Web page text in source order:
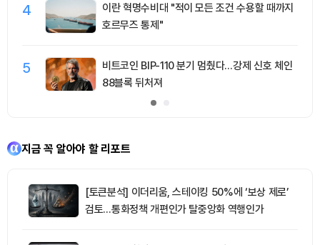
4
이란 혁명수비대 "적이 모든 조건 수용할 때까지
호르무즈 통제"
5
비트코인 BIP-110 분기 멈췄다…강제 신호 체인
88블록 뒤처져
지금 꼭 알아야 할 리포트
[토큰분석] 이더리움, 스테이킹 50%에 ‘보상 제로’
검토…통화정책 개편인가 탈중앙화 역행인가